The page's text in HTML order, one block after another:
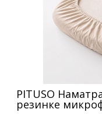
PITUSO
резинке